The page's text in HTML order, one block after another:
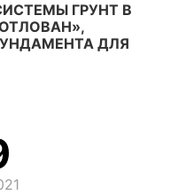
ГРУНТ В
ДЛЯ